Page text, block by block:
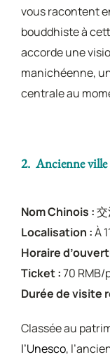
vous racontent
bouddhiste à
accorde une
manichéenne,
centrale au
2. Ancienne ville
Nom Chinois :
Localisation :À
Horaire
Ticket :70 RMB/
Durée de visite
Classée au
l’Unesco,